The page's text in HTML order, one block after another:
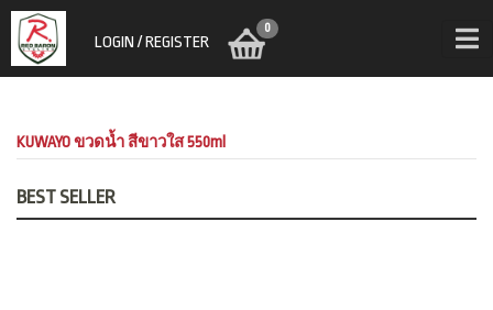
LOGIN / REGISTER
0
KUWAYO ขวดน้ำ สีขาวใส 550ml
BEST SELLER